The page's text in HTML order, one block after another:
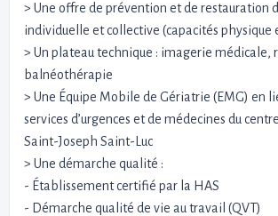
> Une offre de prévention et de restauration
individuelle et collective (capacités physique
> Un plateau technique : imagerie médicale,
balnéothérapie
> Une Équipe Mobile de Gériatrie (EMG) en
services d’urgences et de médecines du
Saint-Joseph Saint-Luc
> Une démarche qualité :
- Établissement certifié par la HAS
- Démarche qualité de vie au travail (QVT)